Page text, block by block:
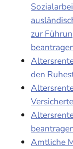
zur
den
Amtliche